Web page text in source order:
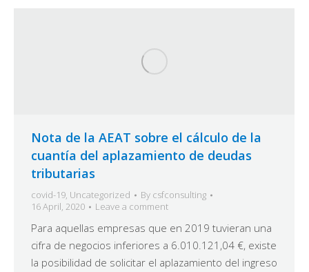
Nota de la AEAT sobre el cálculo de la
cuantía del aplazamiento de deudas
tributarias
covid-19, Uncategorized By csfconsulting
16 April, 2020
Leave a comment
Para aquellas empresas que en 2019 tuvieran una
cifra de negocios inferiores a 6.010.121,04 €, existe
la posibilidad de solicitar el aplazamiento del ingreso